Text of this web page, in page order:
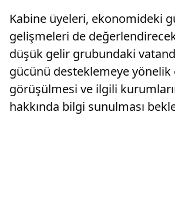
Kabine üyeleri, ekonomideki
gelişmeleri de
düşük gelir grubundaki
gücünü desteklemeye yönelik
görüşülmesi ve ilgili
hakkında bilgi sunulması